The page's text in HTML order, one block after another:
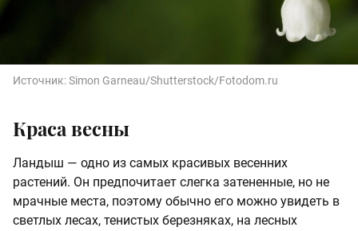
Источник:Simon Garneau/Shutterstock/Fotodom.ru
Краса весны
Ландыш — одно из самых красивых весенних
растений. Он предпочитает слегка затененные, но не
мрачные места, поэтому обычно его можно увидеть в
светлых лесах, тенистых березняках, на лесных